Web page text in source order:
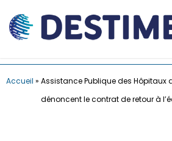
Accueil » Assistance Publique des Hôpitaux
dénoncent le contrat de retour à